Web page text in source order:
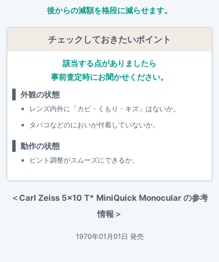
後からの減額を格段に減らせます。
チェックしておきたいポイント
該当する点がありましたら
事前査定時にお聞かせください。
外観の状態
レンズ内外に「カビ・くもり・キズ」はないか。
タバコなどのにおいが付着していないか。
動作の状態
ピント調整がスムーズにできるか。
＜Carl Zeiss 5x10 T* MiniQuick Monocular の参考
情報＞
1970年01月01日 発売